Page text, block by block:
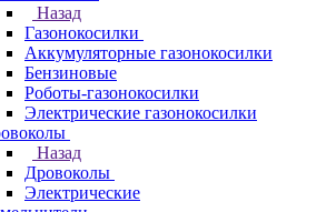
Назад
Газонокосилки
Аккумуляторные газонокосилки
Бензиновые
Роботы-газонокосилки
Электрические газонокосилки
Назад
Дровоколы
Электрические